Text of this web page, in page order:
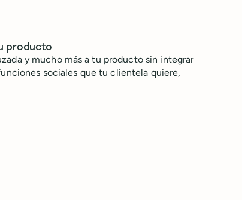
producto
y mucho más a tu producto sin integrar
sociales que tu clientela quiere,